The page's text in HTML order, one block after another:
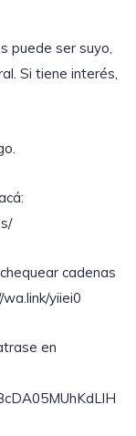
puede ser suyo,
Si tiene interés,
cadenas
yiiei0‎
en